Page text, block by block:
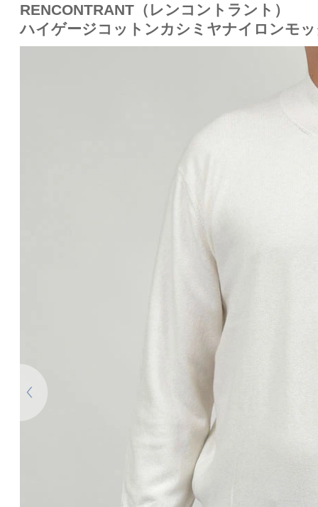
RENCONTRANT（レンコントラント）
ハイゲージコットンカシミヤナイロンモ